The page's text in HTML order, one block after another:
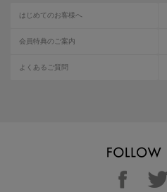
はじめてのお客様へ
会員特典のご案内
よくあるご質問